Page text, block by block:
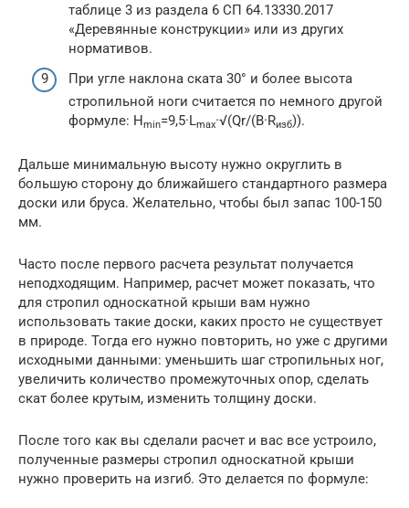
таблице 3 из раздела 6 СП 64.13330.2017
«Деревянные конструкции» или из других
нормативов.
При угле наклона ската 30° и более высота
стропильной ноги считается по немного другой
формуле: Hmin=9,5·Lmax·√(Qr/(B·Rизб)).
Дальше минимальную высоту нужно округлить в
большую сторону до ближайшего стандартного размера
доски или бруса. Желательно, чтобы был запас 100-150
мм.
Часто после первого расчета результат получается
неподходящим. Например, расчет может показать, что
для стропил односкатной крыши вам нужно
использовать такие доски, каких просто не существует
в природе. Тогда его нужно повторить, но уже с другими
исходными данными: уменьшить шаг стропильных ног,
увеличить количество промежуточных опор, сделать
скат более крутым, изменить толщину доски.
После того как вы сделали расчет и вас все устроило,
полученные размеры стропил односкатной крыши
нужно проверить на изгиб. Это делается по формуле: